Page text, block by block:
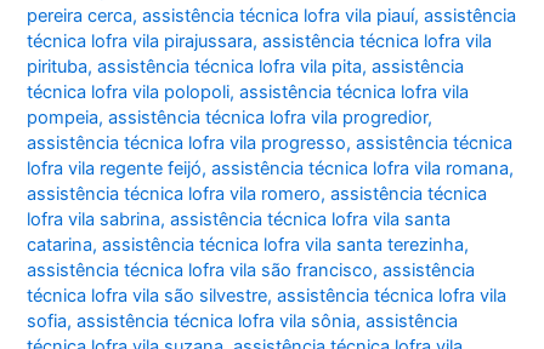
pereira cerca,assistência técnica lofra vila piauí,assistência
técnica lofra vila pirajussara,assistência técnica lofra vila
pirituba,assistência técnica lofra vila pita,assistência
técnica lofra vila polopoli,assistência técnica lofra vila
pompeia,assistência técnica lofra vila progredior,
assistência técnica lofra vila progresso,assistência técnica
lofra vila regente feijó,assistência técnica lofra vila romana,
assistência técnica lofra vila romero,assistência técnica
lofra vila sabrina,assistência técnica lofra vila santa
catarina,assistência técnica lofra vila santa terezinha,
assistência técnica lofra vila são francisco,assistência
técnica lofra vila são silvestre,assistência técnica lofra vila
sofia,assistência técnica lofra vila sônia,assistência